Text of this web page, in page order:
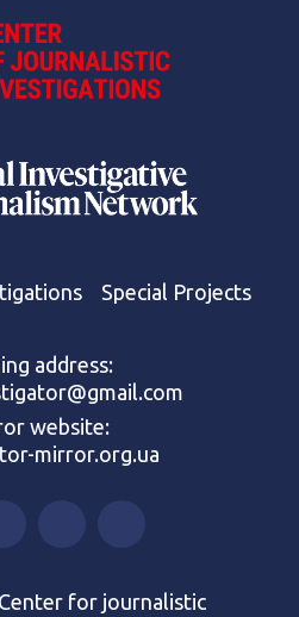
Special Projects
address:
website:
mirror.org.ua
for journalistic